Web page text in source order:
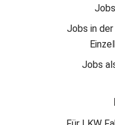
Jobs in
Jobs